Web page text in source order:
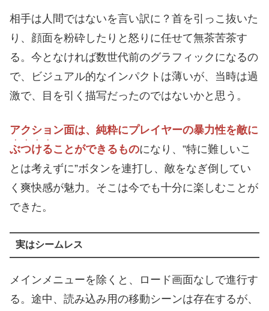
相手は人間ではないを言い訳に？首を引っこ抜いた
り、顔面を粉砕したりと怒りに任せて無茶苦茶す
る。今となければ数世代前のグラフィックになるの
で、ビジュアル的なインパクトは薄いが、当時は過
激で、目を引く描写だったのではないかと思う。
アクション面は、純粋にプレイヤーの暴力性を敵に
ぶつける
・・・・
ことができるものになり、”特に難しいこ
とは考えずに”ボタンを連打し、敵をなぎ倒してい
く爽快感が魅力。そこは今でも十分に楽しむことが
できた。
実はシームレス
メインメニューを除くと、ロード画面なしで進行す
る。途中、読み込み用の移動シーンは存在するが、